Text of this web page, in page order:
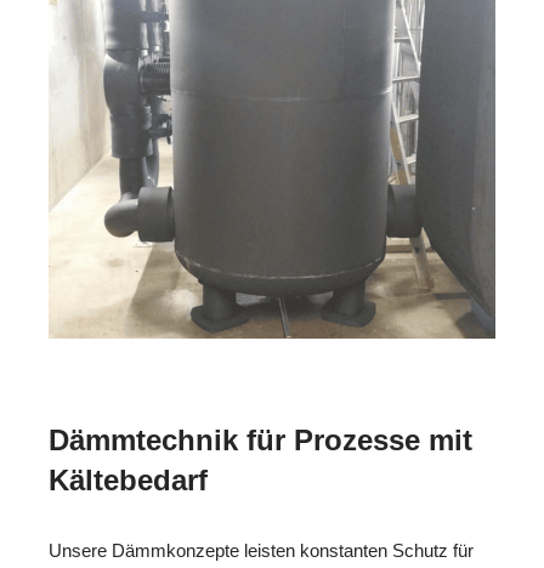
Dämmtechnik für Prozesse mit
Kältebedarf
Unsere Dämmkonzepte leisten konstanten Schutz für